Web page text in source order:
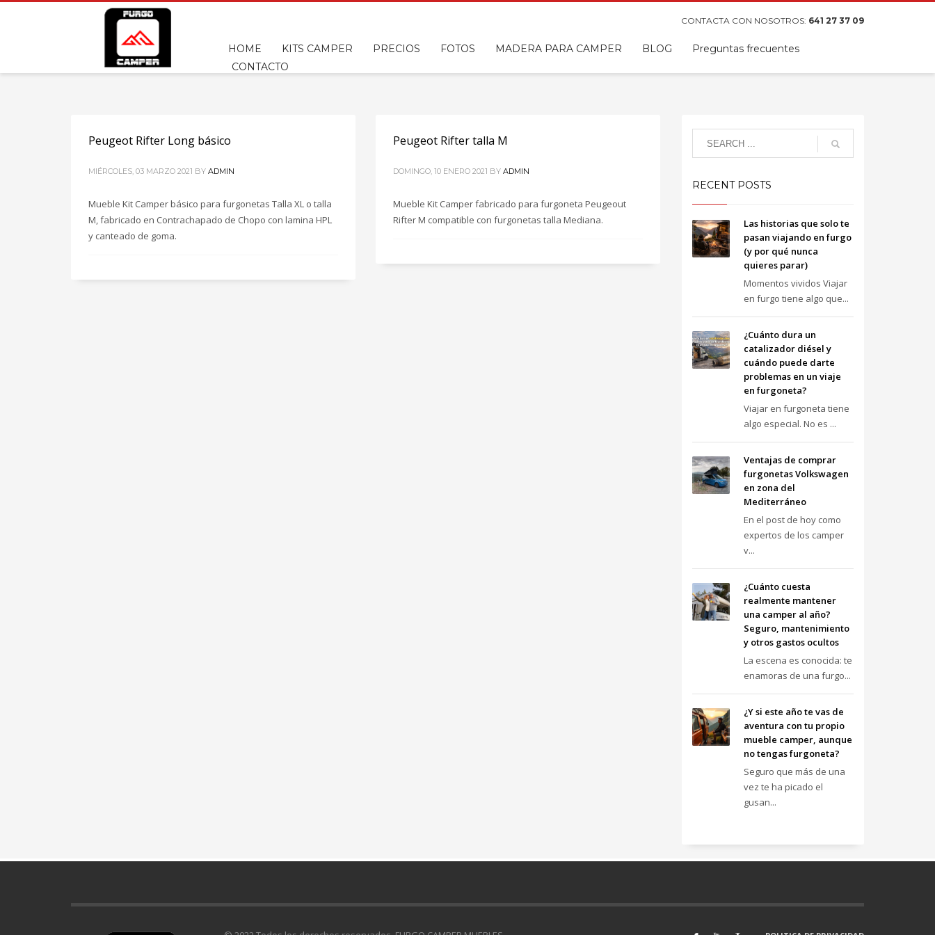
CONTACTA CON NOSOTROS: 641 27 37 09
HOME KITS CAMPER PRECIOS FOTOS MADERA PARA CAMPER BLOG
Preguntas frecuentes
CONTACTO
Peugeot Rifter Long básico
MIÉRCOLES, 03 MARZO 2021 BY ADMIN
Mueble Kit Camper básico para furgonetas Talla XL o talla
M, fabricado en Contrachapado de Chopo con lamina HPL
y canteado de goma.
Peugeot Rifter talla M
DOMINGO, 10 ENERO 2021 BY ADMIN
Mueble Kit Camper fabricado para furgoneta Peugeout
Rifter M compatible con furgonetas talla Mediana.
RECENT POSTS
Las historias que solo te
pasan viajando en furgo
(y por qué nunca
quieres parar)
Momentos vividos Viajar
en furgo tiene algo que...
¿Cuánto dura un
catalizador diésel y
cuándo puede darte
problemas en un viaje
en furgoneta?
Viajar en furgoneta tiene
algo especial. No es ...
Ventajas de comprar
furgonetas Volkswagen
en zona del
Mediterráneo
En el post de hoy como
expertos de los camper
v...
¿Cuánto cuesta
realmente mantener
una camper al año?
Seguro, mantenimiento
y otros gastos ocultos
La escena es conocida: te
enamoras de una furgo...
¿Y si este año te vas de
aventura con tu propio
mueble camper, aunque
no tengas furgoneta?
Seguro que más de una
vez te ha picado el
gusan...